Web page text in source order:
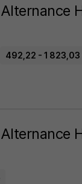
492,22 - 1 823,03